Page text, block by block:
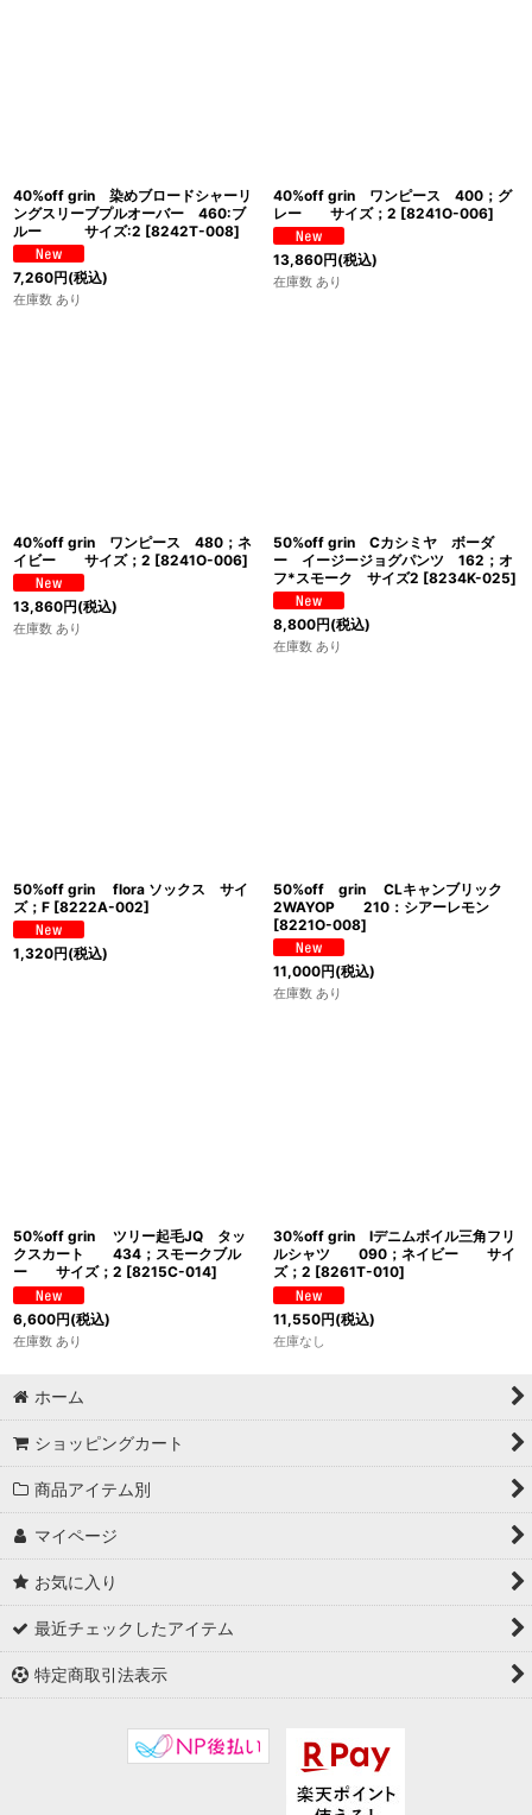
40%off grin 染めブロードシャーリ
ングスリーブプルオーバー 460:ブ
ルー サイズ:2 [8242T-008]
7,260円(税込)
在庫数 あり
40%off grin ワンピース 400；グ
レー サイズ；2 [8241O-006]
13,860円(税込)
在庫数 あり
40%off grin ワンピース 480；ネ
イビー サイズ；2 [8241O-006]
13,860円(税込)
在庫数 あり
50%off grin Cカシミヤ ボーダ
ー イージージョグパンツ 162；オ
フ*スモーク サイズ2 [8234K-025]
8,800円(税込)
在庫数 あり
50%off grin flora ソックス サイ
ズ；F [8222A-002]
1,320円(税込)
50%off grin CLキャンブリック
2WAYOP 210：シアーレモン
[8221O-008]
11,000円(税込)
在庫数 あり
50%off grin ツリー起毛JQ タッ
クスカート 434；スモークブル
ー サイズ；2 [8215C-014]
6,600円(税込)
在庫数 あり
30%off grin Iデニムボイル三角フリ
ルシャツ 090；ネイビー サイ
ズ；2 [8261T-010]
11,550円(税込)
在庫なし
ホーム
ショッピングカート
商品アイテム別
マイページ
お気に入り
最近チェックしたアイテム
特定商取引法表示